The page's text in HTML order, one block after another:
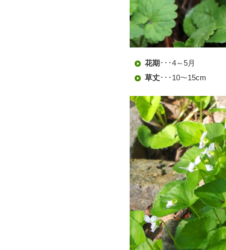
花期 ･･･4～5月
草丈･･･10～15cm